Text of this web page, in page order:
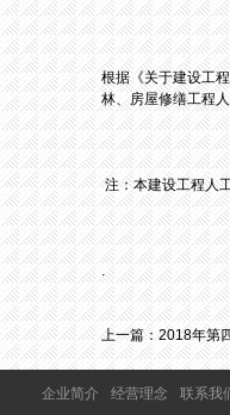
根据《关于建设工
林、房屋修缮工程
注：本建设工程人
.
上一篇：2018年第
企业简介 经营理念 联系我